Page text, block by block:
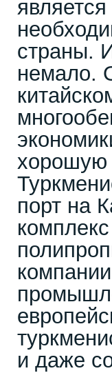
страны.
немало.
хорошую
порт на
и даже